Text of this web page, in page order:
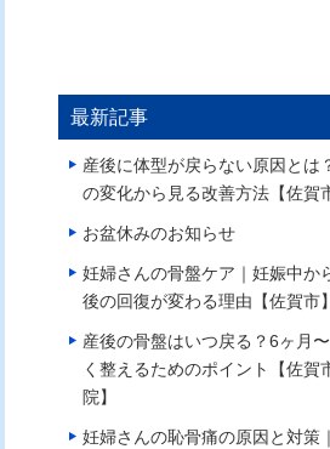
最新記事
産後に体型が戻らない原因とは
の変化から見る改善方法【佐賀
お盆休みのお知らせ
妊婦さんの骨盤ケア｜妊娠中か
後の回復が変わる理由【佐賀市】
産後の骨盤はいつ戻る？6ヶ月
く整えるためのポイント【佐
院】
妊婦さんの恥骨痛の原因と対策